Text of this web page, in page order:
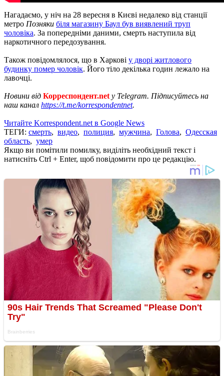
Нагадаємо, у ніч на 28 вересня в Києві недалеко від станції
метро Позняки біля магазину Баул був виявлений труп
чоловіка. За попередніми даними, смерть наступила від
наркотичного передозування.
Також повідомлялося, що в Харкові у дворі житлового
будинку помер чоловік. Його тіло декілька годин лежало на
лавочці.
Новини від Корреспондент.net у Telegram. Підписуйтесь на
наш канал https://t.me/korrespondentnet.
Читайте Korrespondent.net в Google News
ТЕГИ: смерть, видео, полиция, мужчина, Голова, Одесская
область, умер
Якщо ви помітили помилку, виділіть необхідний текст і
натисніть Ctrl + Enter, щоб повідомити про це редакцію.